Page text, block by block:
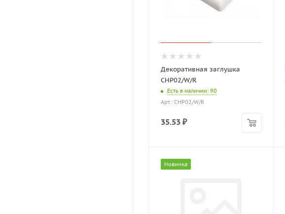
Декоративная заглушка
CHP02/W/R
Есть в наличии: 90
Арт.: CHP02/W/R
35.53 ₽
Новинка